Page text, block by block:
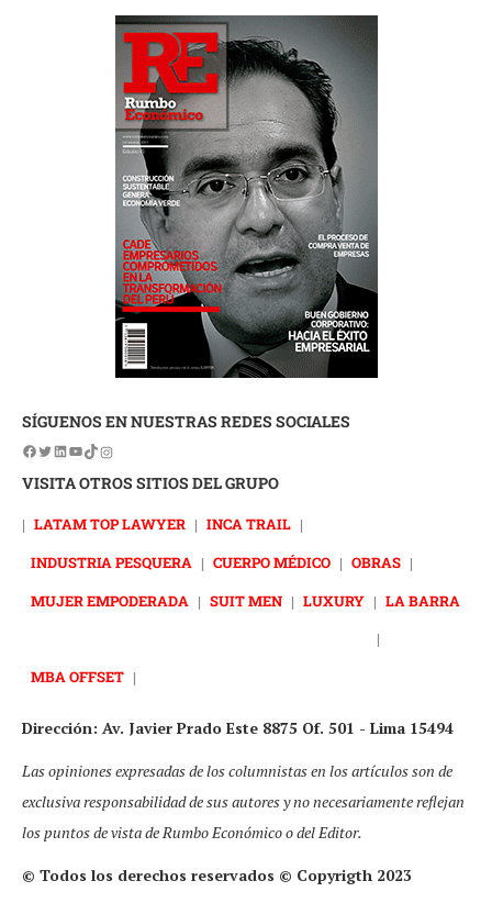
SÍGUENOS EN NUESTRAS REDES SOCIALES
VISITA OTROS SITIOS DEL GRUPO
| LATAM TOP LAWYER | INCA TRAIL |
INDUSTRIA PESQUERA | CUERPO MÉDICO | OBRAS |
MUJER EMPODERADA | SUIT MEN | LUXURY | LA BARRA
|
MBA OFFSET |
Dirección: Av. Javier Prado Este 8875 Of. 501 - Lima 15494
Las opiniones expresadas de los columnistas en los artículos son de
exclusiva responsabilidad de sus autores y no necesariamente reflejan
los puntos de vista de Rumbo Económico o del Editor.
© Todos los derechos reservados © Copyrigth 2023